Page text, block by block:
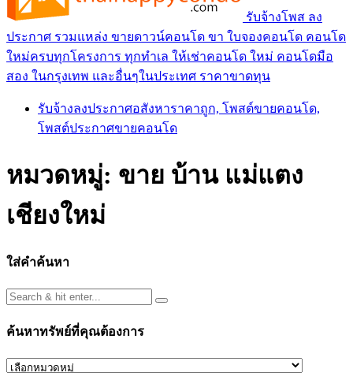
รับจ้างโพส ลง
ประกาศ รวมแหล่ง ขายดาวน์คอนโด ขา ใบจองคอนโด คอนโด
ใหม่ครบทุกโครงการ ทุกทำเล ให้เช่าคอนโด ใหม่ คอนโดมือ
สอง ในกรุงเทพ และอื่นๆในประเทศ ราคาขาดทุน
รับจ้างลงประกาศอสังหาราคาถูก, โพสต์ขายคอนโด,
โพสต์ประกาศขายคอนโด
หมวดหมู่: ขาย บ้าน แม่แตง
เชียงใหม่
ใส่คำค้นหา
ค้นหาทรัพย์ที่คุณต้องการ
ค้นหา